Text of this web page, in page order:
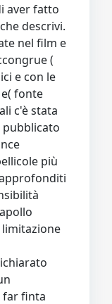
aver fatto
descrivi.
nel film e
(
e con le
fonte
c'è stata
più
far finta